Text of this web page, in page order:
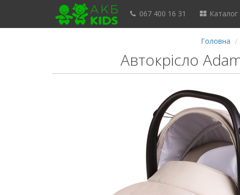
067 400 16 31 Каталог
Головна
Автокрісло